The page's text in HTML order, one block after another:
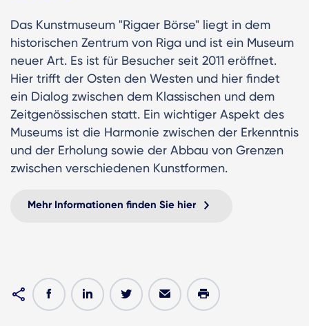
Das Kunstmuseum "Rigaer Börse" liegt in dem
historischen Zentrum von Riga und ist ein Museum
neuer Art. Es ist für Besucher seit 2011 eröffnet.
Hier trifft der Osten den Westen und hier findet
ein Dialog zwischen dem Klassischen und dem
Zeitgenössischen statt. Ein wichtiger Aspekt des
Museums ist die Harmonie zwischen der Erkenntnis
und der Erholung sowie der Abbau von Grenzen
zwischen verschiedenen Kunstformen.
Mehr Informationen finden Sie hier